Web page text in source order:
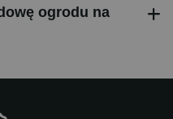
ogrodu na